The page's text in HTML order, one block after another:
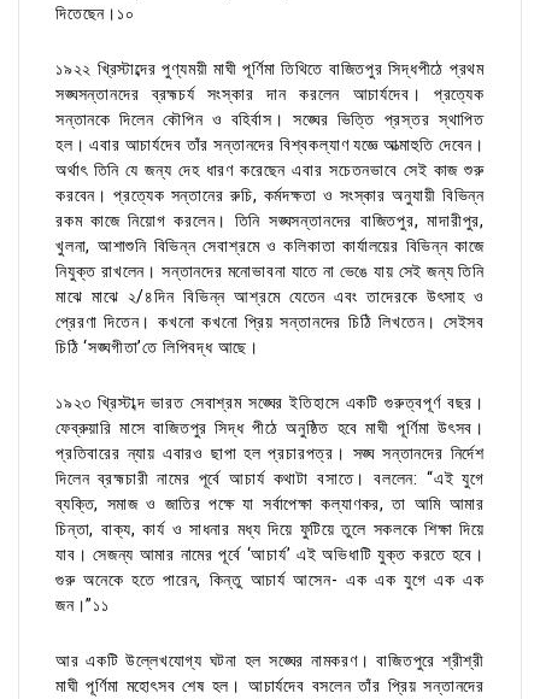
দিতেছেন।১০
১৯২২ খ্রিস্টাব্দের পুণ্যময়ী মাঘী পূর্ণিমা তিথিতে বাজিতপুর সিদ্ধপীঠে প্রথম
সঙ্ঘসন্তানদের ব্রহ্মচর্য সংস্কার দান করলেন আচার্যদেব। প্রত্যেক
সন্তানকে দিলেন কৌপিন ও বহির্বাস। সঙ্ঘের ভিত্তি প্রস্তর স্থাপিত
হল। এবার আচার্যদেব তাঁর সন্তানদের বিশ্বকল্যাণ যজ্ঞে আত্মাহুতি দেবেন।
অর্থাৎ তিনি যে জন্য দেহ ধারণ করেছেন এবার সচেতনভাবে সেই কাজ শুরু
করবেন। প্রত্যেক সন্তানের রুচি, কর্মদক্ষতা ও সংস্কার অনুযায়ী বিভিন্ন
রকম কাজে নিয়োগ করলেন। তিনি সঙ্ঘসন্তানদের বাজিতপুর, মাদারীপুর,
খুলনা, আশাশুনি বিভিন্ন সেবাশ্রমে ও কলিকাতা কার্যালয়ের বিভিন্ন কাজে
নিযুক্ত রাখলেন। সন্তানদের মনোভাবনা যাতে না ভেঙে যায় সেই জন্য তিনি
মাঝে মাঝে ২/৪দিন বিভিন্ন আশ্রমে যেতেন এবং তাদেরকে উৎসাহ ও
প্রেরণা দিতেন। কখনো কখনো প্রিয় সন্তানদের চিঠি লিখতেন। সেইসব
চিঠি ‘সঙ্ঘগীতা’তে লিপিবদ্ধ আছে।
১৯২৩ খ্রিস্টাব্দ ভারত সেবাশ্রম সঙ্ঘের ইতিহাসে একটি গুরুত্বপূর্ণ বছর।
ফেব্রুয়ারি মাসে বাজিতপুর সিদ্ধ পীঠে অনুষ্ঠিত হবে মাঘী পূর্ণিমা উৎসব।
প্রতিবারের ন্যায় এবারও ছাপা হল প্রচারপত্র। সঙ্ঘ সন্তানদের নির্দেশ
দিলেন ব্রহ্মচারী নামের পূর্বে আচার্য কথাটা বসাতে। বললেন: “এই যুগে
ব্যক্তি, সমাজ ও জাতির পক্ষে যা সর্বাপেক্ষা কল্যাণকর, তা আমি আমার
চিন্তা, বাক্য, কার্য ও সাধনার মধ্য দিয়ে ফুটিয়ে তুলে সকলকে শিক্ষা দিয়ে
যাব। সেজন্য আমার নামের পূর্বে ‘আচার্য’ এই অভিধাটি যুক্ত করতে হবে।
গুরু অনেকে হতে পারেন, কিন্তু আচার্য আসেন- এক এক যুগে এক এক
জন।”১১
আর একটি উল্লেখযোগ্য ঘটনা হল সঙ্ঘের নামকরণ। বাজিতপুরে শ্রীশ্রী
মাঘী পূর্ণিমা মহোৎসব শেষ হল। আচার্যদেব বসলেন তাঁর প্রিয় সন্তানদের